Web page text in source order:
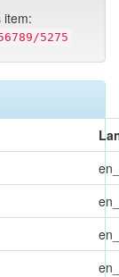
item:
5275